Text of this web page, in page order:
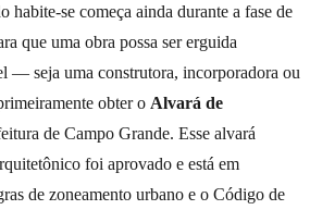
habite-se começa ainda durante a fase de
que uma obra possa ser erguida
— seja uma construtora, incorporadora ou
obter o Alvará de
de Campo Grande. Esse alvará
foi aprovado e está em
de zoneamento urbano e o Código de